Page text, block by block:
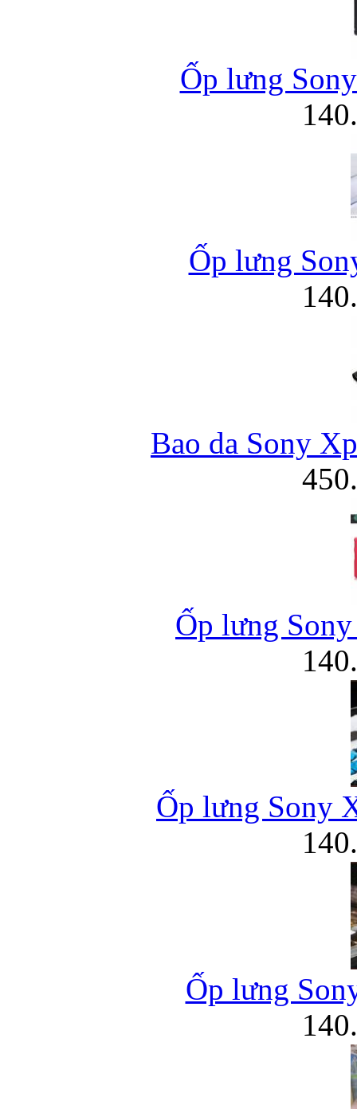
Ốp lưng
Ốp lưng
Bao da Sony
Ốp lưng
Ốp lưng Sony
Ốp lưng